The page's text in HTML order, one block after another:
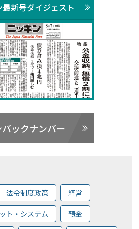
新号ダイジェスト
ックナンバー
法令制度政策 経営
ト・システム 預金